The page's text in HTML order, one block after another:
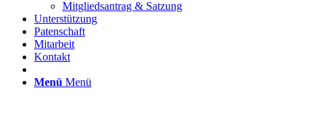
Mitgliedsantrag & Satzung
Unterstützung
Patenschaft
Mitarbeit
Kontakt
Menü Menü